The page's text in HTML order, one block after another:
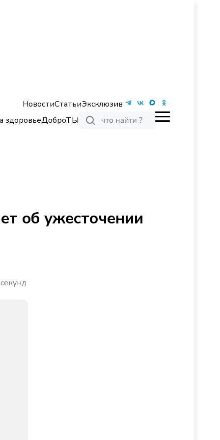
НовостиСтатьиЭксклюзив
здоровьеДоброТЫ
об ужесточении